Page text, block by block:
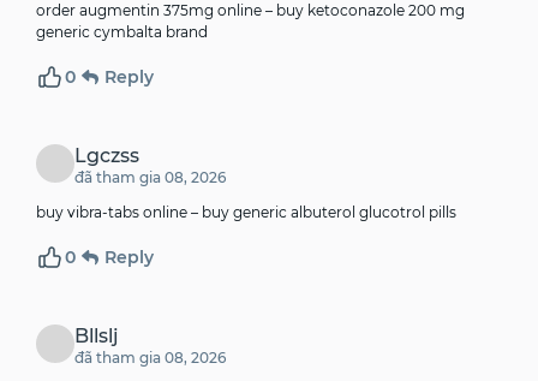
order augmentin 375mg online – buy ketoconazole 200 mg
generic cymbalta brand
0 Reply
Lgczss
đã tham gia 08, 2026
buy vibra-tabs online – buy generic albuterol glucotrol pills
0 Reply
Bllslj
đã tham gia 08, 2026